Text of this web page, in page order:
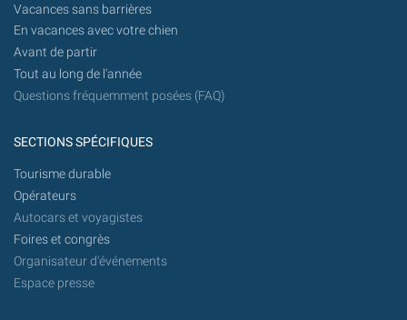
Vacances sans barrières
En vacances avec votre chien
Avant de partir
Tout au long de l'année
Questions fréquemment posées (FAQ)
SECTIONS SPÉCIFIQUES
Tourisme durable
Opérateurs
Autocars et voyagistes
Foires et congrès
Organisateur d'événements
Espace presse